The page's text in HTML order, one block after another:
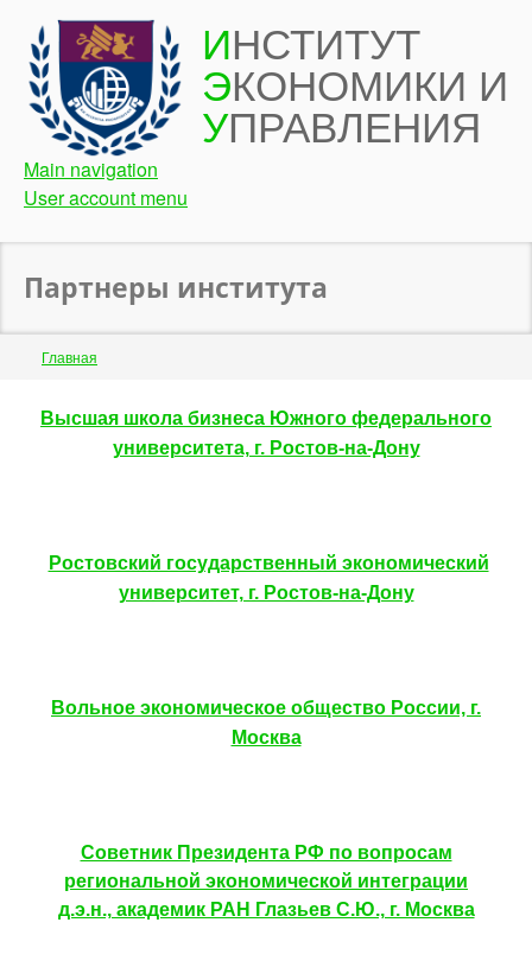
Перейти
основному
содержанию
ИНСТИТУТ
ЭКОНОМИКИ И
УПРАВЛЕНИЯ
Main navigation
User account menu
Партнеры института
Строка
навигации
Главная
Back
Высшая школа бизнеса Южного федерального
университета, г. Ростов-на-Дону
Ростовский государственный экономический
университет, г. Ростов-на-Дону
Вольное экономическое общество России, г.
Москва
Советник Президента РФ по вопросам
региональной экономической интеграции
д.э.н., академик РАН Глазьев С.Ю., г. Москва